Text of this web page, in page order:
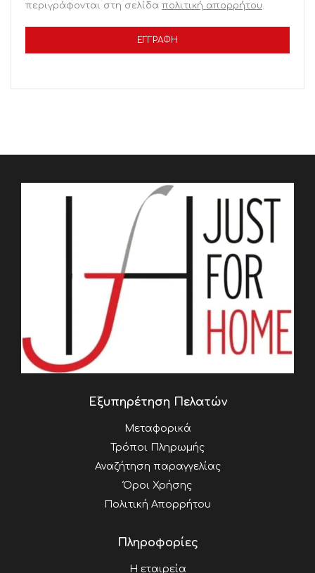
περιγράφονται στη σελίδα πολιτική απορρήτου.
ΕΓΓΡΑΦΉ
Εξυπηρέτηση Πελατών
Μεταφορικά
Τρόποι Πληρωμής
Αναζήτηση παραγγελίας
Όροι Χρήσης
Πολιτική Απορρήτου
Πληροφορίες
Η εταιρεία